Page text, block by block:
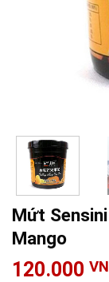
Mứt
Mango
120.000